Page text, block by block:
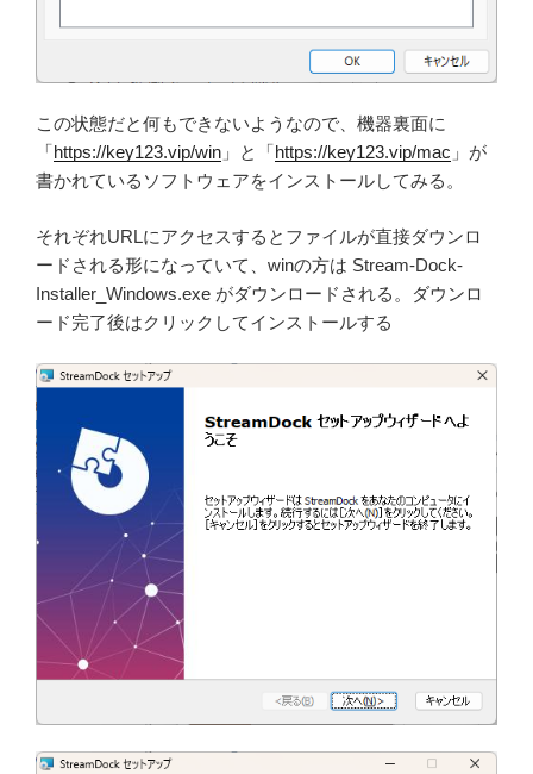
この状態だと何もできないようなので、機器裏面に
「https://key123.vip/win 」と「https://key123.vip/mac 」が
書かれているソフトウェアをインストールしてみる。
それぞれURLにアクセスするとファイルが直接ダウンロ
ードされる形になっていて、winの方は Stream-Dock-
Installer_Windows.exe がダウンロードされる。ダウンロ
ード完了後はクリックしてインストールする